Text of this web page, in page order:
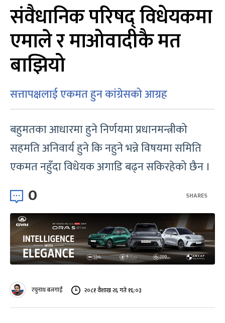
संवैधानिक परिषद् विधेयकमा
एमाले र माओवादीकै मत
बाझियो
सत्तापक्षलाई एकमत हुन कांग्रेसको आग्रह
बहुमतका आधारमा हुने निर्णयमा प्रधानमन्त्रीको
सहमति अनिवार्य हुने कि नहुने भन्ने विषयमा समिति
एकमत नहुँदा विधेयक अगाडि बढ्न सकिरहेको छैन ।
0 SHARES
रघुनाथ बजगाईं २०८१ वैशाख २६ गते १६:०३